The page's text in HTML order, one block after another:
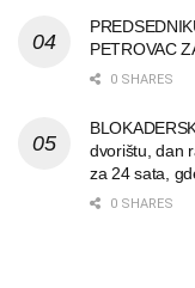
PETROVAC
0 SHARES
dvorištu, dan
za 24 sata,
0 SHARES